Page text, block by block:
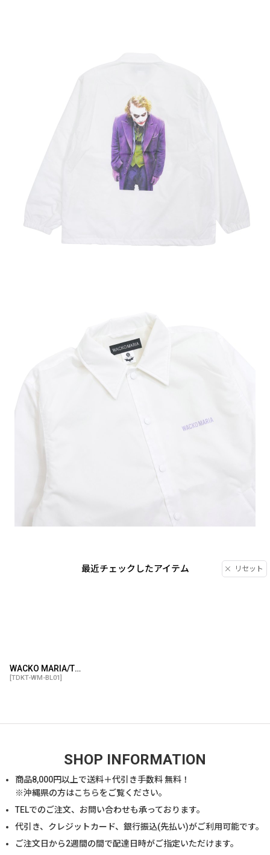
最近チェックしたアイテム リセット
WACKO MARIA/THE DARK KNIGHT TRILOGY / COACH JACKET（WHITE）［コーチJKT-25秋冬］
[TDKT-WM-BL01]
SHOP INFORMATION
商品8,000円以上で送料＋代引き手数料 無料！
※沖縄県の方はこちらをご覧ください。
TELでのご注文、お問い合わせも承っております。
代引き、クレジットカード、銀行振込(先払い)がご利用可能です。
ご注文日から2週間の間で配達日時がご指定いただけます。